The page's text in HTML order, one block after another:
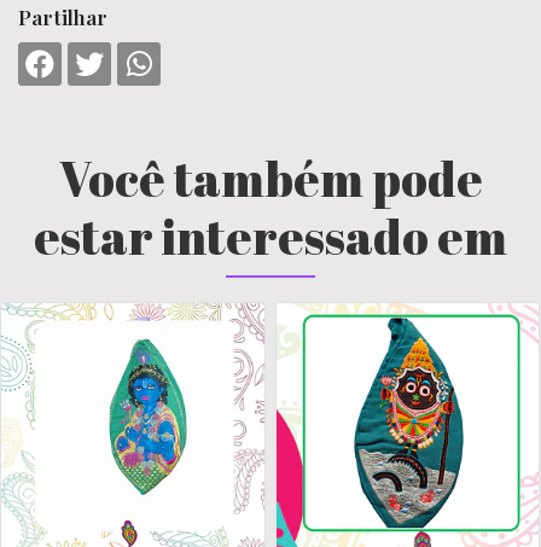
Partilhar
Você também pode
estar interessado em